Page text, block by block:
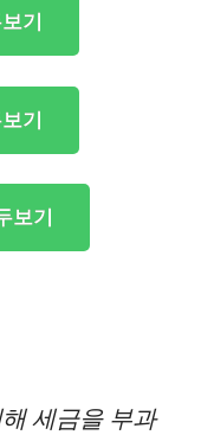
기
기
보기
세금을 부과